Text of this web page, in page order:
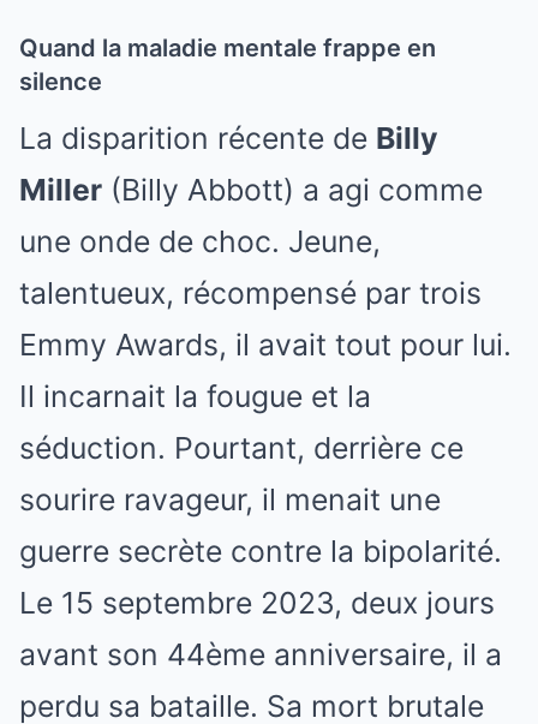
Quand la maladie mentale frappe en
silence
La disparition récente de Billy
Miller (Billy Abbott) a agi comme
une onde de choc. Jeune,
talentueux, récompensé par trois
Emmy Awards, il avait tout pour lui.
Il incarnait la fougue et la
séduction. Pourtant, derrière ce
sourire ravageur, il menait une
guerre secrète contre la bipolarité.
Le 15 septembre 2023, deux jours
avant son 44ème anniversaire, il a
perdu sa bataille. Sa mort brutale